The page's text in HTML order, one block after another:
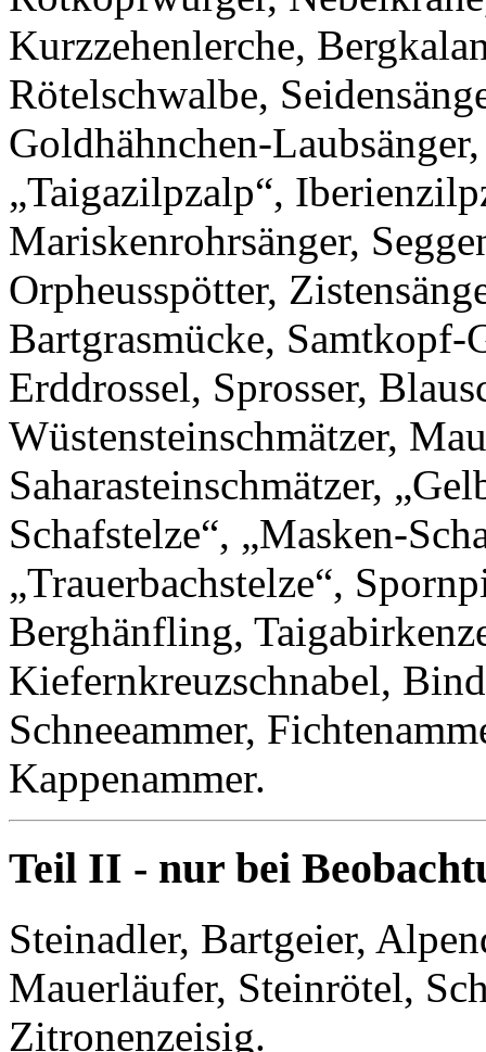
Kurzzehenlerche,
Rötelschwalbe,
Goldhähnchen-
„Taigazilpzalp“,
Mariskenrohrsänger,
Orpheusspötter,
Bartgrasmücke, Samtkopf-
Erddrossel, Sprosser,
Wüstensteinschmätzer,
Saharasteinschmätzer,
Schafstelze“, „Masken-
„Trauerbachstelze“,
Berghänfling,
Kiefernkreuzschnabel,
Schneeammer,
Kappenammer.
Teil II - nur bei
Steinadler, Bartgeier,
Mauerläufer, Steinrötel,
Zitronenzeisig.